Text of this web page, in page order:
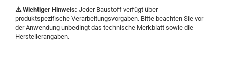
⚠️ Wichtiger Hinweis: Jeder Baustoff verfügt über
produktspezifische Verarbeitungsvorgaben. Bitte beachten Sie vor
der Anwendung unbedingt das technische Merkblatt sowie die
Herstellerangaben.